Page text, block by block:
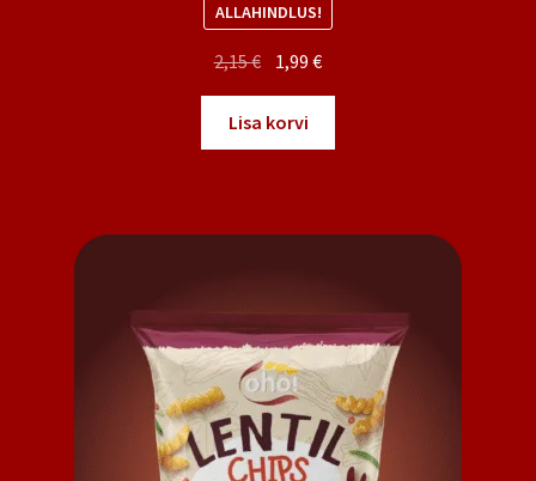
ALLAHINDLUS!
2,15€ Algne
oli:
2,15 €.
1,99€Praegune
1,99 €.
Lisa korvi